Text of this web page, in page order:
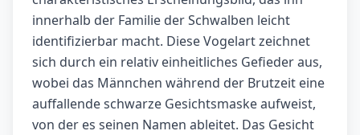
innerhalb der Familie der Schwalben leicht
identifizierbar macht. Diese Vogelart zeichnet
sich durch ein relativ einheitliches Gefieder aus,
wobei das Männchen während der Brutzeit eine
auffallende schwarze Gesichtsmaske aufweist,
von der es seinen Namen ableitet. Das Gesicht